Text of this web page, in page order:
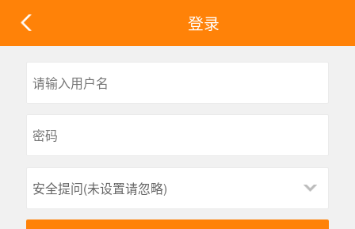
登录
安全提问(未设置请忽略)